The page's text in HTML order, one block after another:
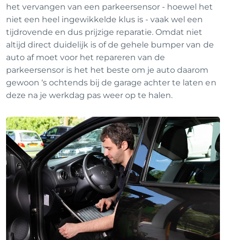
het vervangen van een parkeersensor - hoewel het
niet een heel ingewikkelde klus is - vaak wel een
tijdrovende en dus prijzige reparatie. Omdat niet
altijd direct duidelijk is of de gehele bumper van de
auto af moet voor het repareren van de
parkeersensor is het het beste om je auto daarom
gewoon ‘s ochtends bij de garage achter te laten en
deze na je werkdag pas weer op te halen.